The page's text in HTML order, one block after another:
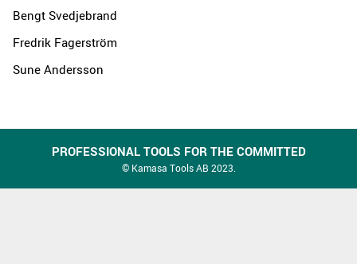
Bengt Svedjebrand
Fredrik Fagerström
Sune Andersson
PROFESSIONAL TOOLS FOR THE COMMITTED
© Kamasa Tools AB 2023.